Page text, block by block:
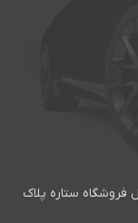
فروشگاه ستاره پلاک